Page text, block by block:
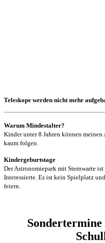
Teleskope werden nicht mehr
Warum Mindestalter?
Kinder unter 8 Jahren können
kaum folgen.
Kindergeburtstage
Der Astronomiepark mit Sternwarte
Interessierte. Es ist kein Spielplatz
feiern.